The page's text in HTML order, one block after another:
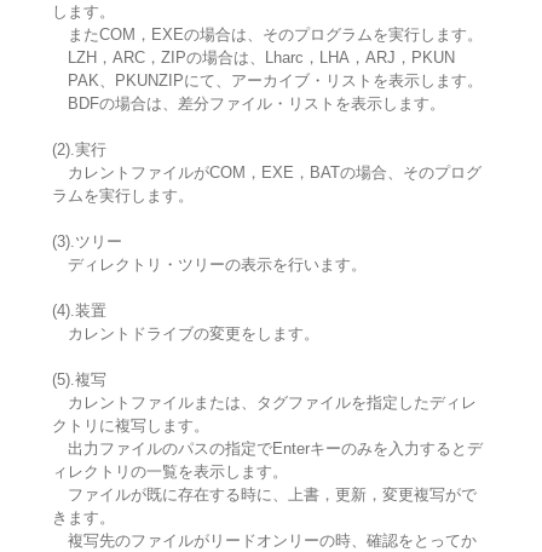
します。
またCOM，EXEの場合は、そのプログラムを実行します。
LZH，ARC，ZIPの場合は、Lharc，LHA，ARJ，PKUN
PAK、PKUNZIPにて、アーカイブ・リストを表示します。
BDFの場合は、差分ファイル・リストを表示します。
(2).実行
カレントファイルがCOM，EXE，BATの場合、そのプログ
ラムを実行します。
(3).ツリー
ディレクトリ・ツリーの表示を行います。
(4).装置
カレントドライブの変更をします。
(5).複写
カレントファイルまたは、タグファイルを指定したディレ
クトリに複写します。
出力ファイルのパスの指定でEnterキーのみを入力するとデ
ィレクトリの一覧を表示します。
ファイルが既に存在する時に、上書，更新，変更複写がで
きます。
複写先のファイルがリードオンリーの時、確認をとってか